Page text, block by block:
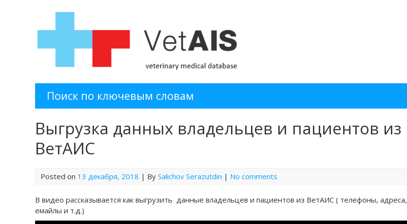
Поиск по ключевым словам
Выгрузка данных владельцев и пациентов из
ВетАИС
Posted on 13 декабря, 2018 | By Salichov Serazutdin | No comments
В видео рассказывается как выгрузить данные владельцев и пациентов из ВетАИС ( телефоны, адреса,
емайлы и т.д.)